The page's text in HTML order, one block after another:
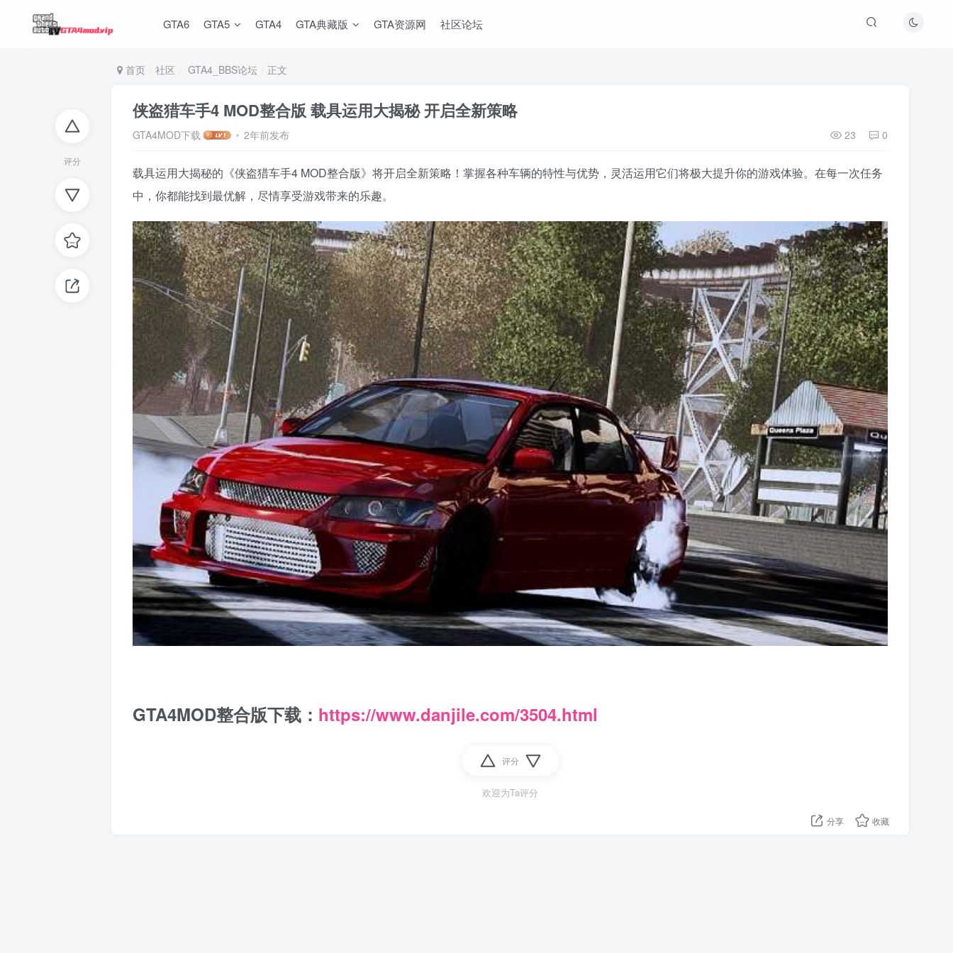
GTA6 GTA5 GTA4 GTA典藏版 GTA资源网 社区论坛
评分
首页 社区 GTA4_BBS论坛 正文
侠盗猎车手4 MOD整合版 载具运用大揭秘 开启全新策略
GTA4MOD下载 2年前发布 23 0
载具运用大揭秘的《侠盗猎车手4 MOD整合版》将开启全新策略！掌握各种车辆的特性与优势，灵活运用它们将极大提升你的游戏体验。在每一次任务
中，你都能找到最优解，尽情享受游戏带来的乐趣。
GTA4MOD整合版下载： https://www.danjile.com/3504.html
评分
欢迎为Ta评分
分享 收藏